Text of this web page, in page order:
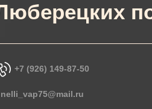
+7 (926) 149-87-50
nelli_vap75@mail.ru